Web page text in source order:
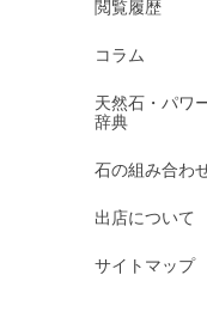
閲覧履歴
コラム
天然石・パワ
辞典
石の組み合わ
出店について
サイトマップ